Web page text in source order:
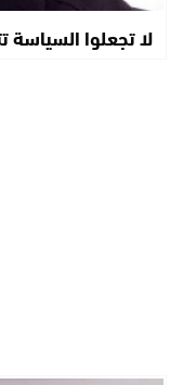
لا تجعلوا السياسة